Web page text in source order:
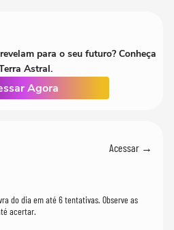
para o seu futuro? Conheça
Astral.
Agora
Acessar →
do dia em até 6 tentativas. Observe as
acertar.